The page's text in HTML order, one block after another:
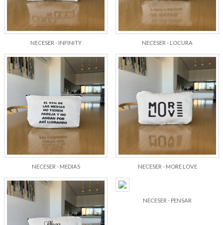
NECESER - INFINITY NECESER - LOCURA
NECESER - MEDIAS NECESER - MORE LOVE
NECESER - PENSAR